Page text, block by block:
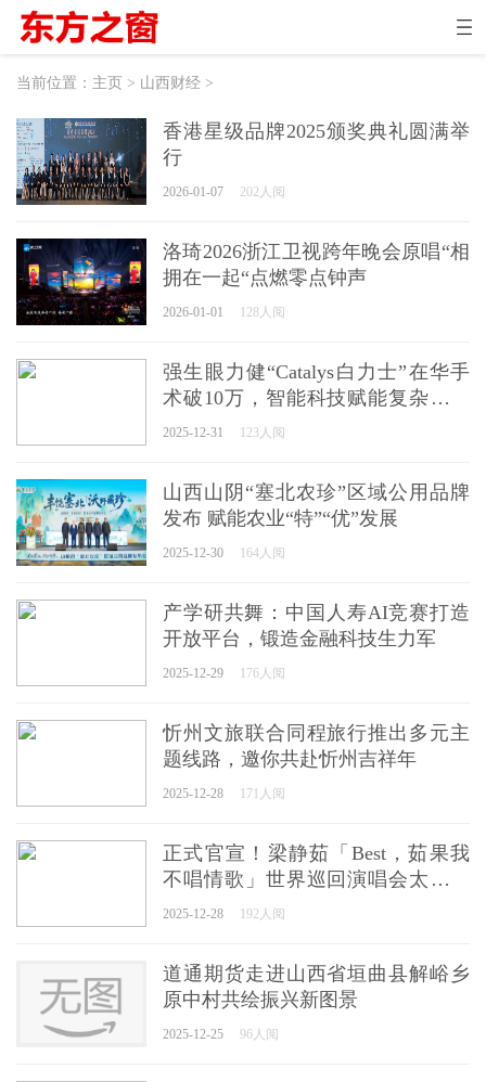
当前位置： 主页 > 山西财经 >
香港星级品牌2025颁奖典礼圆满举
行
2026-01-07 202人阅
洛琦2026浙江卫视跨年晚会原唱“相
拥在一起“点燃零点钟声
2026-01-01 128人阅
强生眼力健“Catalys白力士”在华手
术破10万，智能科技赋能复杂性白
内障诊疗
2025-12-31 123人阅
山西山阴“塞北农珍”区域公用品牌
发布 赋能农业“特”“优”发展
2025-12-30 164人阅
产学研共舞：中国人寿AI竞赛打造
开放平台，锻造金融科技生力军
2025-12-29 176人阅
忻州文旅联合同程旅行推出多元主
题线路，邀你共赴忻州吉祥年
2025-12-28 171人阅
正式官宣！梁静茹「Best，茹果我
不唱情歌」世界巡回演唱会太原站
如约而至
2025-12-28 192人阅
道通期货走进山西省垣曲县解峪乡
原中村共绘振兴新图景
2025-12-25 96人阅